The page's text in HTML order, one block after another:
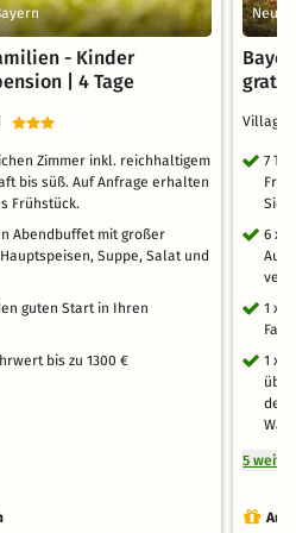
- Kinder
| 4 Tage
Zimmer inkl. reichhaltigem
bis süß. Auf Anfrage erhalten
Frühstück.
Abendbuffet mit großer
Suppe, Salat und
guten Start in Ihren
bis zu 1300 €
Village
7
Sie
6 x
1 x
1 x
der
5